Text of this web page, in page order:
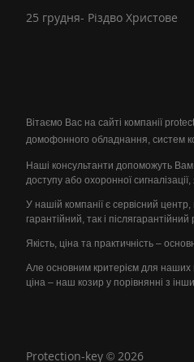
25 грудня- Різдво Христове
Вітаємо Вас на сайті компанії
домофонного обладнання, систем
Наші консультанти допоможуть
доступу або охоронної
У нашій компанії є сервісний
гарантійний, так і
Якість, ціна та практичність –
Але основним критерієм для наших
ціна – наш козир у порівнянні з
Protection-key © 2026